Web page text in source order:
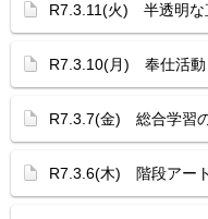
R7.3.11(火) 半透明な
R7.3.10(月) 奉仕活動
R7.3.7(金) 総合学習
R7.3.6(木) 階段アート